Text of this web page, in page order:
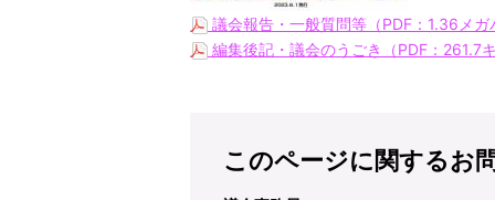
議会報告・一般質問等（PDF：1.36メ
編集後記・議会のうごき（PDF：261.7
このページに関するお